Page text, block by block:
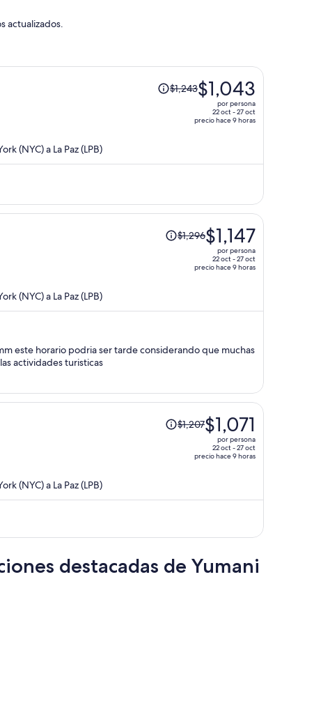
actualizados.
El
precio
ahora
$1,043
por
persona
$1,243$1,043
por persona
22 oct - 27 oct
precio hace 9 horas
(NYC) a La Paz (LPB)
El
precio
ahora
de
$1,296$1,147
por persona
22 oct - 27 oct
precio hace 9 horas
(NYC) a La Paz (LPB)
este horario podria ser tarde considerando que muchas
actividades turisticas
El
precio
ahora
de
por
$1,207$1,071
por persona
22 oct - 27 oct
precio hace 9 horas
(NYC) a La Paz (LPB)
destacadas de Yumani